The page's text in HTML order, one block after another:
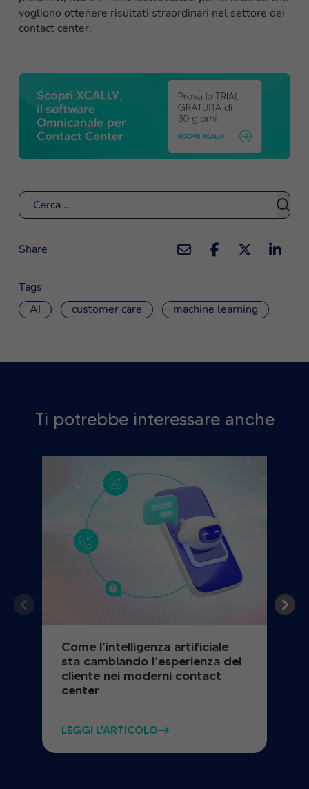
vogliono ottenere risultati straordinari nel settore dei
contact center.
Cerca
Share
Tags
AI
customer care machine learning
Ti potrebbe interessare anche
Come l’intelligenza artificiale
sta cambiando l’esperienza del
cliente nei moderni contact
center
LEGGI L'ARTICOLO